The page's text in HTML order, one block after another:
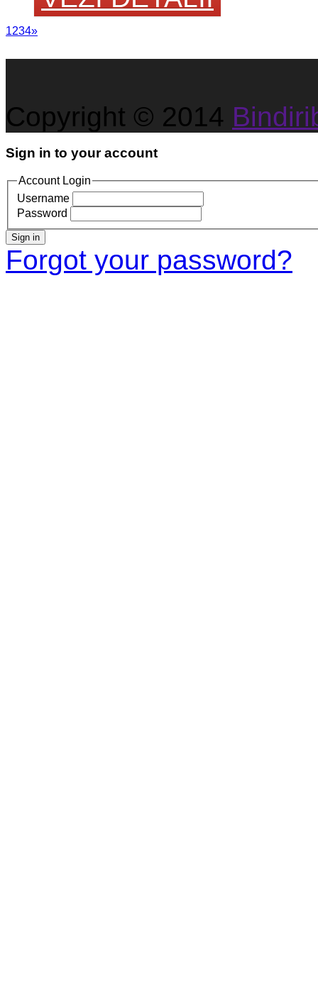
1234»
Copyright © 2014
Sign in to your account
Account Login
Username
Password
Sign in
Forgot your password?